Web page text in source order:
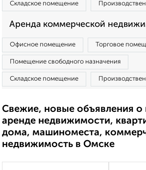
Складское помещение
Аренда коммерческой
Офисное помещение Торговое
Помещение свободного назначения
Складское помещение
Свежие, новые объявления о
аренде недвижимости,
дома, машиноместа,
недвижимость в Омске